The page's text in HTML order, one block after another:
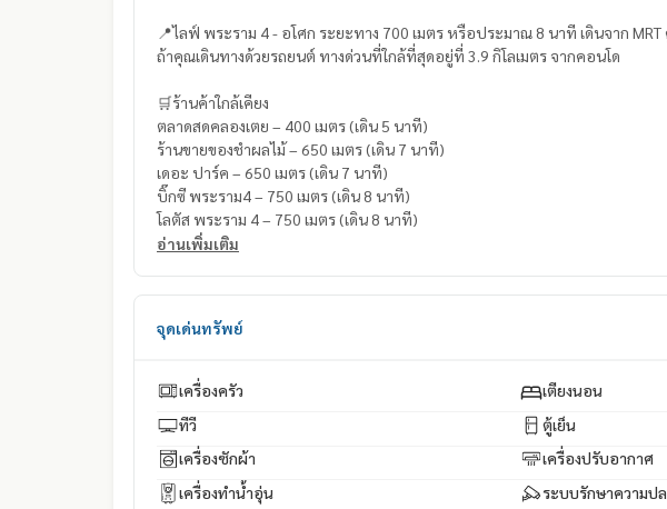
📍ไลฟ์ พระราม 4 - อโศก ระยะทาง 700 เมตร หรือประมาณ 8 นาที เดินจาก
ถ้าคุณเดินทางด้วยรถยนต์ ทางด่วนที่ใกล้ที่สุดอยู่ที่ 3.9 กิโลเมตร จากคอนโด
🛒ร้านค้าใกล้เคียง
ตลาดสดคลองเตย – 400 เมตร (เดิน 5 นาที)
ร้านขายของชำผลไม้ – 650 เมตร (เดิน 7 นาที)
เดอะ ปาร์ค – 650 เมตร (เดิน 7 นาที)
บิ๊กซี พระราม4 – 750 เมตร (เดิน 8 นาที)
โลตัส พระราม 4 – 750 เมตร (เดิน 8 นาที)
อ่านเพิ่มเติม
จุดเด่นทรัพย์
เครื่องครัว
เตียงนอน
ทีวี
ตู้เย็น
เครื่องซักผ้า
เครื่องปรับอากาศ
เครื่องทำน้ำอุ่น
ระบบรักษาความป